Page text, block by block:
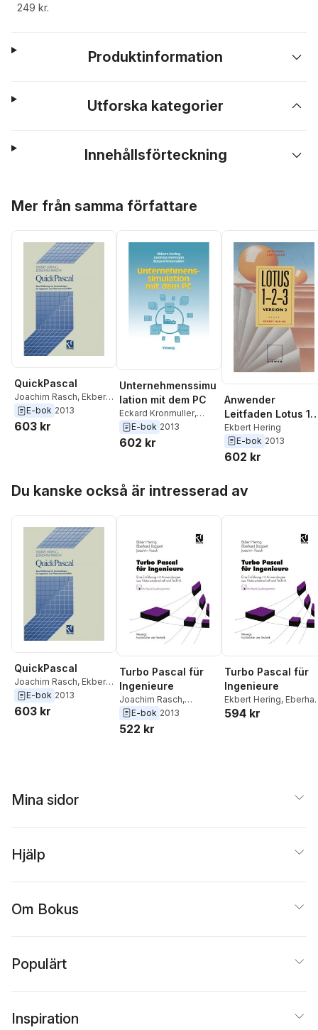
249 kr.
Produktinformation
Utforska kategorier
Innehållsförteckning
Mer från samma författare
QuickPascal
Joachim Rasch, Ekbert
Hering
E-bok 2013
603 kr
Unternehmenssimu
lation mit dem PC
Eckard Kronmuller,
Andreas Hermann
Ekbert Hering
E-bok 2013
602 kr
Anwender
Leitfaden Lotus 1-
2-3
Ekbert Hering
E-bok 2013
602 kr
Du kanske också är intresserad av
QuickPascal
Joachim Rasch, Ekbert
Hering
E-bok 2013
603 kr
Turbo Pascal für
Ingenieure
Joachim Rasch,
Eberhard Bappert
Ekbert Hering
E-bok 2013
522 kr
Turbo Pascal für
Ingenieure
Ekbert Hering,
Bappert,
594 kr
Mina sidor
Hjälp
Om Bokus
Populärt
Inspiration